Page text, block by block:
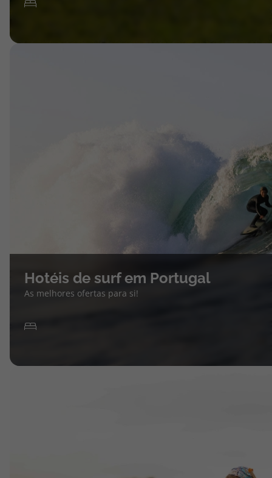
Hotéis de surf em Portugal
As melhores ofertas para si!